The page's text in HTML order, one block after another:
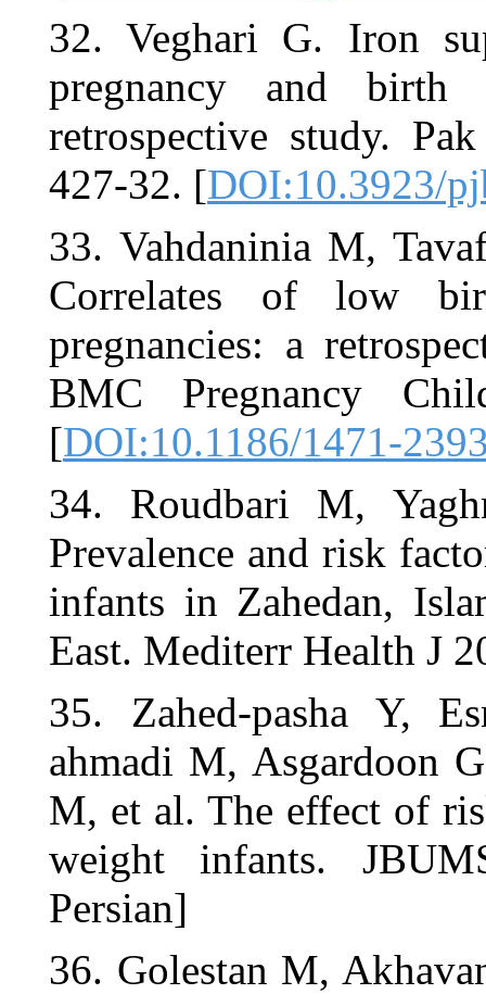
32.
427-32. [
33.
BMC
[
34.
Prevalence
infants in
East.
35.
ahmadi M,
M, et al.
weight
36.